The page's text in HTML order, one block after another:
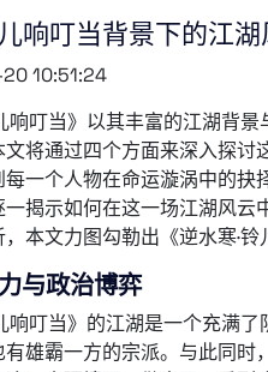
响叮当背景下的江
10:51:24
响叮当》以其丰富的江湖背
将通过四个方面来深入探
每一个人物在命运漩涡中的
揭示如何在这一场江湖风
本文力图勾勒出《逆水寒·
与政治博弈
响叮当》的江湖是一个充满
雄霸一方的宗派。与此同